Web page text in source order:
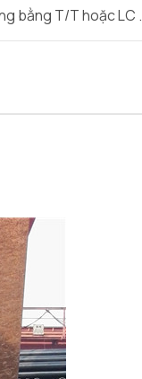
bằng T/T hoặc LC .